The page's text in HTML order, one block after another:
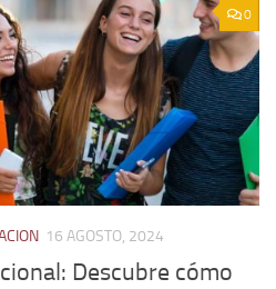
0
16 AGOSTO, 2024
Descubre cómo